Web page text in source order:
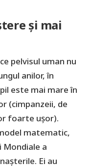
și mai
pelvisul uman nu
anilor, în
este mai mare în
(cimpanzeii, de
foarte ușor).
matematic,
a
Ei au